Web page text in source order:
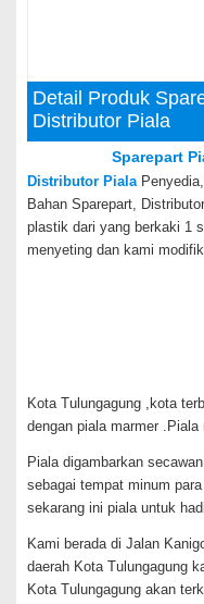
Detail Produk
Distributor Piala
Sparepart
Distributor Piala
Bahan Sparepart,
plastik dari yang berkaki 1
menyeting dan kami
Kota Tulungagung ,kota
dengan piala marmer
Piala digambarkan
sebagai tempat minum
sekarang ini piala untuk
Kami berada di Jalan
daerah Kota Tulungagung
Kota Tulungagung akan